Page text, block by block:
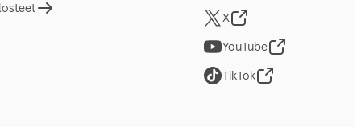
X
YouTube
TikTok